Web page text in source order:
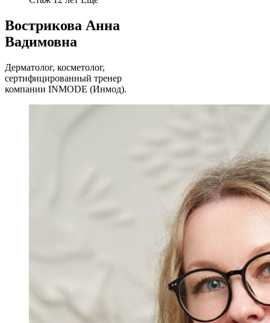
Вострикова Анна
Вадимовна
Дерматолог, косметолог,
сертифицированный тренер
компании INMODE (Инмод).